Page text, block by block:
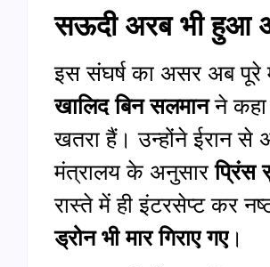
सऊदी अरब भी हुआ
इस संघर्ष का असर अब पूरे
खालिद बिन सलमानने कहा
खतरा हैं। उन्होंने ईरान
मंत्रालय के अनुसारप्रिंस
रास्ते में ही इंटरसेप्ट कर
ड्रोन भी मार गिराए गए।